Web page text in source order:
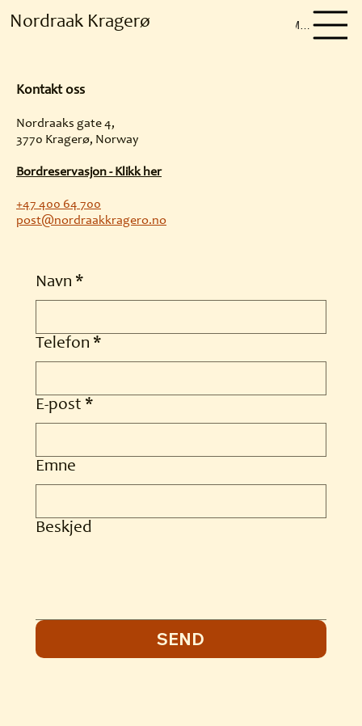
Nordraak Kragerø Meny
Kontakt oss
Nordraaks gate 4,
3770 Kragerø, Norway
Bordreservasjon - Klikk her
+47 400 64 700
post@nordraakkragero.no
Navn *
Telefon *
E-post *
Emne
Beskjed
SEND